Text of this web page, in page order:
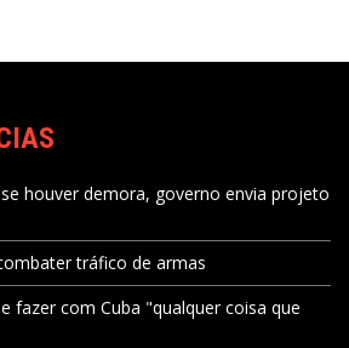
houver demora, governo envia projeto
tráfico de armas
fazer com Cuba "qualquer coisa que